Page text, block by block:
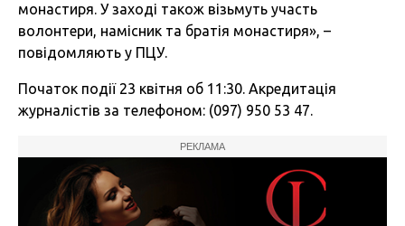
монастиря. У заході також візьмуть участь
волонтери, намісник та братія монастиря», –
повідомляють у ПЦУ.
Початок події 23 квітня об 11:30. Акредитація
журналістів за телефоном: (097) 950 53 47.
РЕКЛАМА